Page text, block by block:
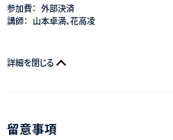
参加費： 外部決済
講師： 山本卓満、花高凌
詳細を閉じる
留意事項